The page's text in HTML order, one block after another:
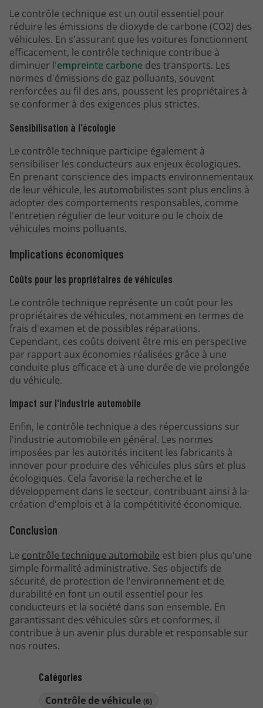
Catégories
Contrôle de véhicule (6)
Le contrôle technique est un outil essentiel pour
réduire les émissions de dioxyde de carbone (CO2) des
véhicules. En s'assurant que les voitures fonctionnent
efficacement, le contrôle technique contribue à
diminuer l'empreinte carbone des transports. Les
normes d'émissions de gaz polluants, souvent
renforcées au fil des ans, poussent les propriétaires à
se conformer à des exigences plus strictes.
Sensibilisation à l'écologie
Le contrôle technique participe également à
sensibiliser les conducteurs aux enjeux écologiques.
En prenant conscience des impacts environnementaux
de leur véhicule, les automobilistes sont plus enclins à
adopter des comportements responsables, comme
l'entretien régulier de leur voiture ou le choix de
véhicules moins polluants.
Implications économiques
Coûts pour les propriétaires de véhicules
Le contrôle technique représente un coût pour les
propriétaires de véhicules, notamment en termes de
frais d'examen et de possibles réparations.
Cependant, ces coûts doivent être mis en perspective
par rapport aux économies réalisées grâce à une
conduite plus efficace et à une durée de vie prolongée
du véhicule.
Impact sur l'industrie automobile
Enfin, le contrôle technique a des répercussions sur
l'industrie automobile en général. Les normes
imposées par les autorités incitent les fabricants à
innover pour produire des véhicules plus sûrs et plus
écologiques. Cela favorise la recherche et le
développement dans le secteur, contribuant ainsi à la
création d'emplois et à la compétitivité économique.
Conclusion
Le contrôle technique automobile est bien plus qu'une
simple formalité administrative. Ses objectifs de
sécurité, de protection de l'environnement et de
durabilité en font un outil essentiel pour les
conducteurs et la société dans son ensemble. En
garantissant des véhicules sûrs et conformes, il
contribue à un avenir plus durable et responsable sur
nos routes.